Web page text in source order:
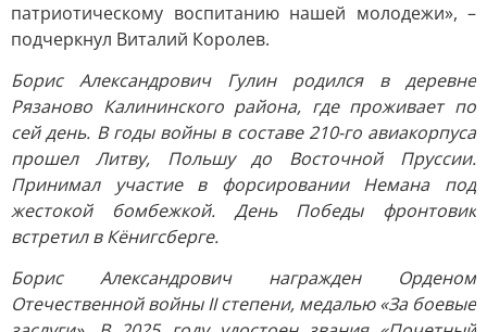
патриотическому воспитанию нашей молодежи», –
подчеркнул Виталий Королев.
Борис Александрович Гулин родился в деревне
Рязаново Калининского района, где проживает по
сей день. В годы войны в составе 210-го авиакорпуса
прошел Литву, Польшу до Восточной Пруссии.
Принимал участие в форсировании Немана под
жестокой бомбежкой. День Победы фронтовик
встретил в Кёнигсберге.
Борис Александрович награжден Орденом
Отечественной войны II степени, медалью «За боевые